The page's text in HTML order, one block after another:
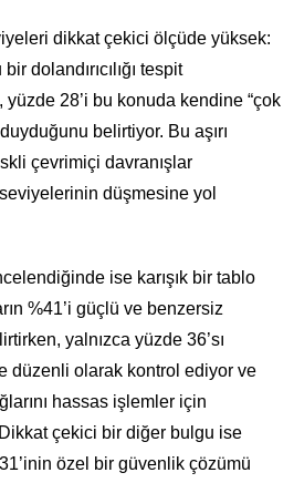
dikkat çekici ölçüde yüksek:
dolandırıcılığı tespit
28’i bu konuda kendine “çok
belirtiyor. Bu aşırı
çevrimiçi davranışlar
düşmesine yol
ise karışık bir tablo
%41’i güçlü ve benzersiz
yalnızca yüzde 36’sı
düzenli olarak kontrol ediyor ve
hassas işlemler için
çekici bir diğer bulgu ise
özel bir güvenlik çözümü